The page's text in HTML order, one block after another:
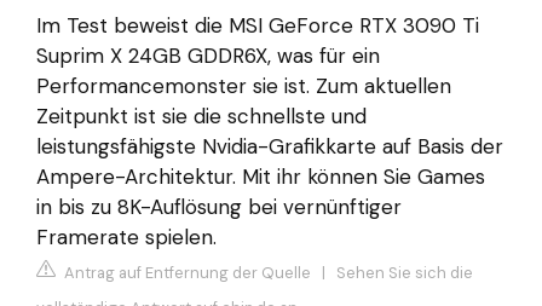
Im Test beweist die MSI GeForce RTX 3090 Ti
Suprim X 24GB GDDR6X, was für ein
Performancemonster sie ist. Zum aktuellen
Zeitpunkt ist sie die schnellste und
leistungsfähigste Nvidia-Grafikkarte auf Basis der
Ampere-Architektur. Mit ihr können Sie Games
in bis zu 8K-Auflösung bei vernünftiger
Framerate spielen.
Antrag auf Entfernung der Quelle | Sehen Sie sich die